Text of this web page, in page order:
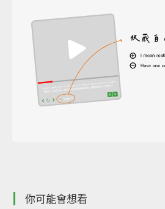
你可能會想看